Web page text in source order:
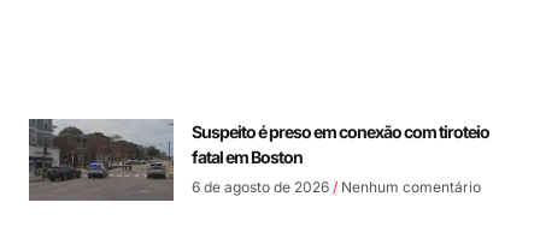
Suspeito é preso em conexão com tiroteio
fatal em Boston
6 de agosto de 2026 Nenhum comentário